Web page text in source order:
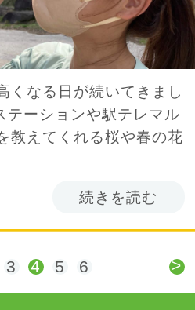
くなる日が続いてきまし
テーションや駅テレマル
教えてくれる桜や春の花
続きを読む
3 4 5 6 >